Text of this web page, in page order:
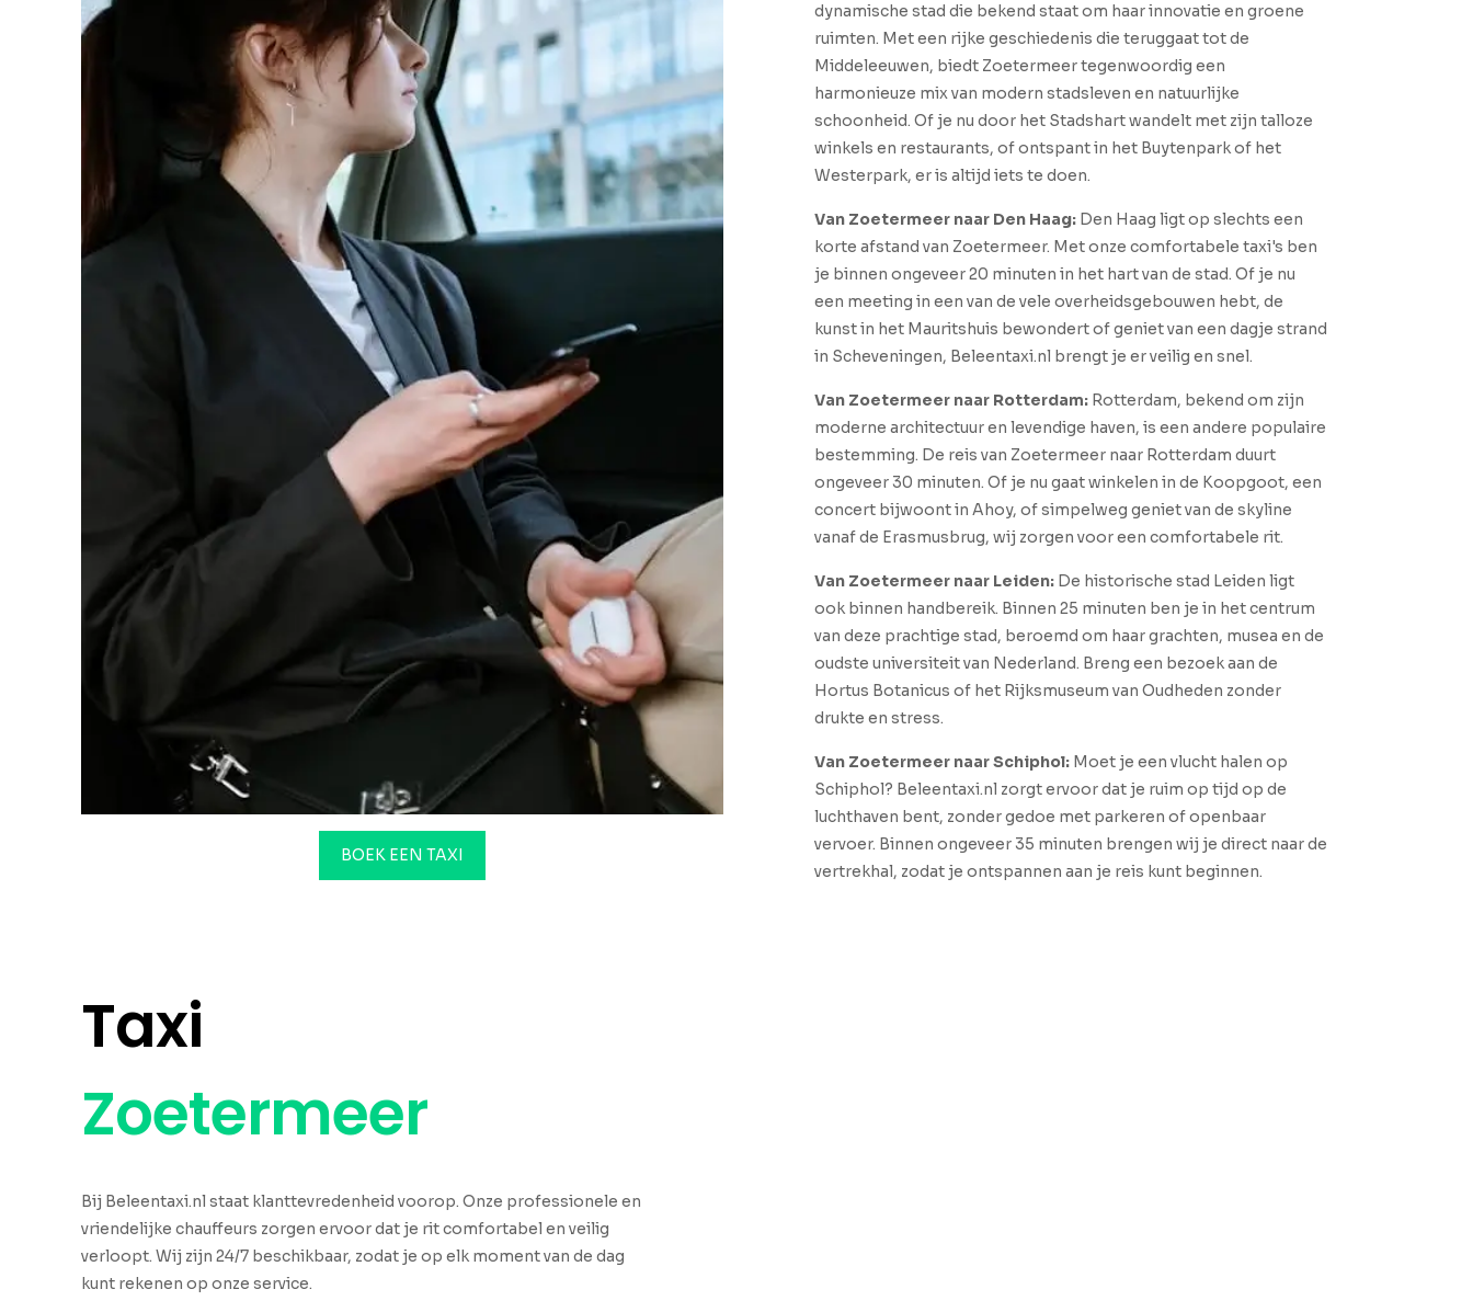
BOEK EEN TAXI
dynamische stad die bekend staat om haar innovatie en groene
ruimten. Met een rijke geschiedenis die teruggaat tot de
Middeleeuwen, biedt Zoetermeer tegenwoordig een
harmonieuze mix van modern stadsleven en natuurlijke
schoonheid. Of je nu door het Stadshart wandelt met zijn talloze
winkels en restaurants, of ontspant in het Buytenpark of het
Westerpark, er is altijd iets te doen.
Van Zoetermeer naar Den Haag:Den Haag ligt op slechts een
korte afstand van Zoetermeer. Met onze comfortabele taxi's ben
je binnen ongeveer 20 minuten in het hart van de stad. Of je nu
een meeting in een van de vele overheidsgebouwen hebt, de
kunst in het Mauritshuis bewondert of geniet van een dagje strand
in Scheveningen, Beleentaxi.nl brengt je er veilig en snel.
Van Zoetermeer naar Rotterdam: Rotterdam, bekend om zijn
moderne architectuur en levendige haven, is een andere populaire
bestemming. De reis van Zoetermeer naar Rotterdam duurt
ongeveer 30 minuten. Of je nu gaat winkelen in de Koopgoot, een
concert bijwoont in Ahoy, of simpelweg geniet van de skyline
vanaf de Erasmusbrug, wij zorgen voor een comfortabele rit.
Van Zoetermeer naar Leiden:De historische stad Leiden ligt
ook binnen handbereik. Binnen 25 minuten ben je in het centrum
van deze prachtige stad, beroemd om haar grachten, musea en de
oudste universiteit van Nederland. Breng een bezoek aan de
Hortus Botanicus of het Rijksmuseum van Oudheden zonder
drukte en stress.
Van Zoetermeer naar Schiphol:Moet je een vlucht halen op
Schiphol? Beleentaxi.nl zorgt ervoor dat je ruim op tijd op de
luchthaven bent, zonder gedoe met parkeren of openbaar
vervoer. Binnen ongeveer 35 minuten brengen wij je direct naar de
vertrekhal, zodat je ontspannen aan je reis kunt beginnen.
Taxi
Zoetermeer
Bij Beleentaxi.nl staat klanttevredenheid voorop. Onze professionele en
vriendelijke chauffeurs zorgen ervoor dat je rit comfortabel en veilig
verloopt. Wij zijn 24/7 beschikbaar, zodat je op elk moment van de dag
kunt rekenen op onze service.